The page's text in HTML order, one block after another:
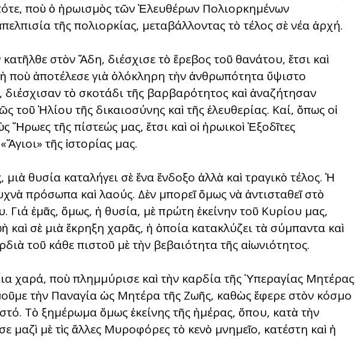
ποὺ ὁ ἡρωισμὸς τῶν Ἐλευθέρων Πολιορκημένων
τῆς πολιορκίας, μεταβάλλοντας τὸ τέλος σὲ νέα ἀρχή.
κατῆλθε στὸν Ἅδη, διέσχισε τὸ ἔρεβος τοῦ θανάτου, ἔτσι καὶ
ποὺ ἀποτέλεσε γιὰ ὁλόκληρη τὴν ἀνθρωπότητα ὕψιστο
τὸ σκοτάδι τῆς βαρβαρότητος καὶ ἀναζήτησαν
τοῦ Ἡλίου τῆς δικαιοσύνης καὶ τῆς ἐλευθερίας. Καί, ὅπως οἱ
Ἥρωες τῆς πίστεώς μας, ἔτσι καὶ οἱ ἡρωικοὶ Ἐξοδῖτες
τῆς ἱστορίας μας.
θυσία καταλήγει σὲ ἕνα ἔνδοξο ἀλλὰ καὶ τραγικὸ τέλος. Ἡ
πρόσωπα καὶ λαούς. Δὲν μπορεῖ ὅμως νὰ ἀντισταθεῖ στὸ
Γιά ἐμᾶς, ὅμως, ἡ θυσία, μὲ πρώτη ἐκείνην τοῦ Κυρίου μας,
καὶ σὲ μιὰ ἔκρηξη χαρᾶς, ἡ ὁποία κατακλύζει τὰ σύμπαντα καὶ
τοῦ κάθε πιστοῦ μὲ τὴν βεβαιότητα τῆς αἰωνιότητος.
χαρά, ποὺ πλημμύρισε καὶ τὴν καρδία τῆς Ὑπεραγίας Μητέρας
τὴν Παναγία ὡς Μητέρα τῆς Ζωῆς, καθὼς ἔφερε στὸν κόσμο
Τὸ ξημέρωμα ὅμως ἐκείνης τῆς ἡμέρας, ὅπου, κατὰ τὴν
μαζὶ μὲ τὶς ἄλλες Μυροφόρες τὸ κενὸ μνημεῖο, κατέστη καὶ ἡ